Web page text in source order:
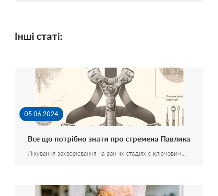
Інші статі:
05.06.2024
Все що потрібно знати про стремена Павлика
Лікування захворювання на ранніх стадіях є ключовим…